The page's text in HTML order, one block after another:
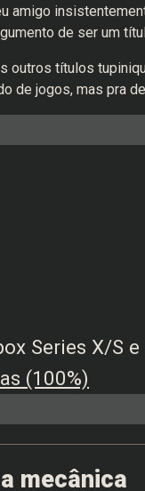
amigo
de ser um
outros títulos
de jogos, mas pra
Series X/S e
(100%)
mecânica